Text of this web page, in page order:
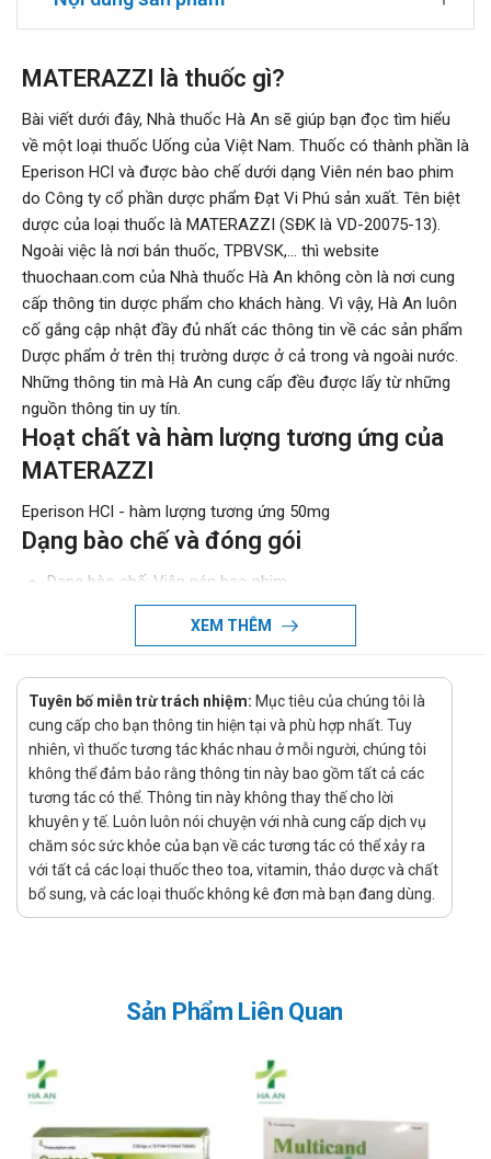
MATERAZZI là thuốc gì?
Bài viết dưới đây, Nhà thuốc Hà An sẽ giúp bạn đọc tìm hiểu
về một loại thuốc Uống của Việt Nam. Thuốc có thành phần là
Eperison HCl và được bào chế dưới dạng Viên nén bao phim
do Công ty cổ phần dược phẩm Đạt Vi Phú sản xuất. Tên biệt
dược của loại thuốc là MATERAZZI (SĐK là VD-20075-13).
Ngoài việc là nơi bán thuốc, TPBVSK,... thì website
thuochaan.com của Nhà thuốc Hà An không còn là nơi cung
cấp thông tin dược phẩm cho khách hàng. Vì vậy, Hà An luôn
cố gắng cập nhật đầy đủ nhất các thông tin về các sản phẩm
Dược phẩm ở trên thị trường dược ở cả trong và ngoài nước.
Những thông tin mà Hà An cung cấp đều được lấy từ những
nguồn thông tin uy tín.
Hoạt chất và hàm lượng tương ứng của
MATERAZZI
Eperison HCl - hàm lượng tương ứng 50mg
Dạng bào chế và đóng gói
Dạng bào chế: Viên nén bao phim
Đóng gói: Hộp/10 vỉ x 10 viên
Đường sử dụng: Uống
Nhà sản xuất: Công ty cổ phần dược phẩm Đạt Vi Phú
Xuất xứ: Việt Nam
Xử lý quên liều
Việc quên một liều có thể sẽ không gây ra vấn đề nghiêm
trọng, tuy nhiên nếu việc này diễn ra thường xuyên có thể sẽ
gây ảnh hưởng đến hiệu quả điều trị. Tuy nhiên, nếu quên liều
xảy ra thì chỉ cần sử dụng ngay liều đã quên nếu như thời gian
quên liều chưa lâu, còn nếu như quên quá lâu hoặc gần tới
nhắc nhở, báo thức nhắc uống thuốc bằng điện thoại để tránh
ảnh hưởng tới tác dụng của sản phẩm.
Dược phẩm đặc biệt là thuốc khi sử dụng quá liều có thể gây
ra các tác dụng phụ không mong muốn, nghiêm trọng có thể
gây ngộ độc. Vì thế cần thận trọng khi dùng thuốc, chú ý sử
XEM THÊM
Tuyên bố miễn trừ trách nhiệm: Mục tiêu của chúng tôi là
cung cấp cho bạn thông tin hiện tại và phù hợp nhất. Tuy
nhiên, vì thuốc tương tác khác nhau ở mỗi người, chúng tôi
không thể đảm bảo rằng thông tin này bao gồm tất cả các
tương tác có thể. Thông tin này không thay thế cho lời
khuyên y tế. Luôn luôn nói chuyện với nhà cung cấp dịch vụ
chăm sóc sức khỏe của bạn về các tương tác có thể xảy ra
với tất cả các loại thuốc theo toa, vitamin, thảo dược và chất
bổ sung, và các loại thuốc không kê đơn mà bạn đang dùng.
Sản Phẩm Liên Quan